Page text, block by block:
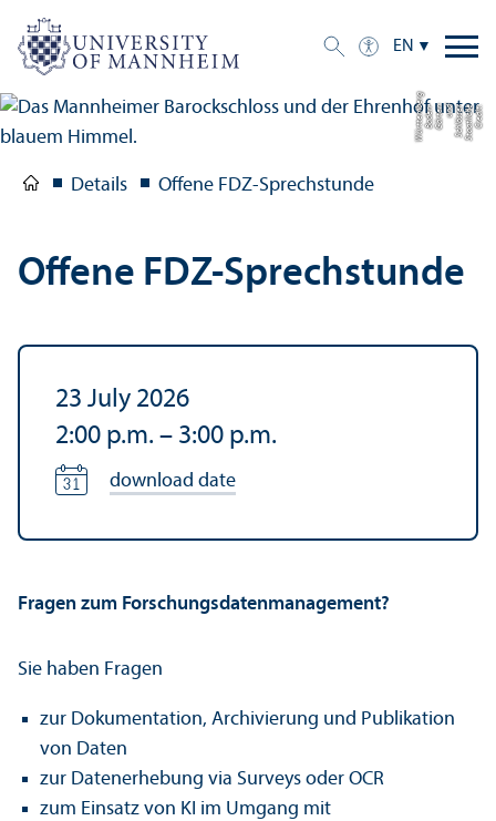
EN
C
r
e
di
t:
S
t
a
a
tli
c
h
e
S
c
hl
ö
s
s
e
r
u
n
d
G
ä
r
t
e
n
B
a
d
e
n-
W
ü
r
t
t
e
m
b
e
r
g
Details Offene FDZ-Sprechstunde
Offene FDZ-Sprechstunde
23 July 2026
2:00 p.m. – 3:00 p.m.
download date
Fragen zum Forschungsdatenmanagement?
Sie haben Fragen
zur Dokumentation, Archivierung und Publikation
von Daten
zur Datenerhebung via Surveys oder OCR
zum Einsatz von KI im Umgang mit